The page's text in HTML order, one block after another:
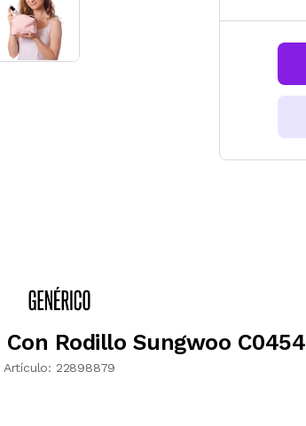
Rodillo Sungwoo C0454
Artículo: 22898879